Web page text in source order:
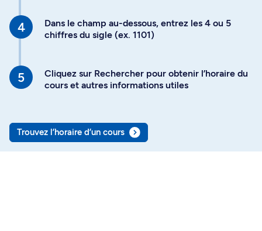
Dans le champ au-dessous, entrez les 4 ou 5
chiffres du sigle (ex. 1101)
Cliquez sur Rechercher pour obtenir l’horaire du
cours et autres informations utiles
Trouvez l’horaire d’un cours